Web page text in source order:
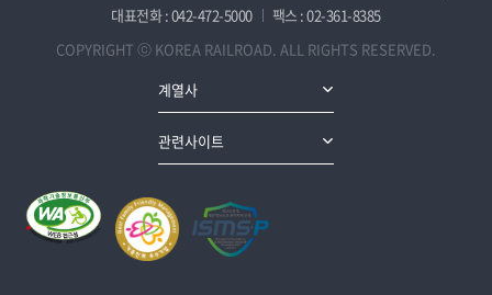
대표전화 : 042-472-5000
팩스 : 02-361-8385
COPYRIGHT ⓒ KOREA RAILROAD. ALL RIGHTS RESERVED.
계열사
관련사이트